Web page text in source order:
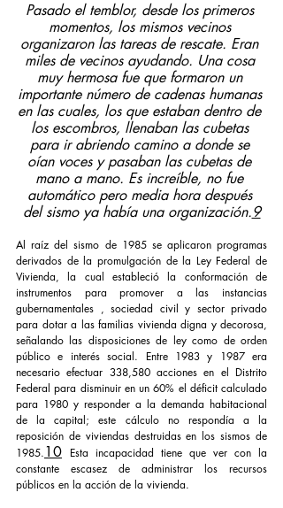
Pasado el temblor, desde los primeros
momentos, los mismos vecinos
organizaron las tareas de rescate. Eran
miles de vecinos ayudando. Una cosa
muy hermosa fue que formaron un
importante número de cadenas humanas
en las cuales, los que estaban dentro de
los escombros, llenaban las cubetas
para ir abriendo camino a donde se
oían voces y pasaban las cubetas de
mano a mano. Es increíble, no fue
automático pero media hora después
del sismo ya había una organización.9
Al raíz del sismo de 1985 se aplicaron programas
derivados de la promulgación de la Ley Federal de
Vivienda, la cual estableció la conformación de
instrumentos para promover a las instancias
gubernamentales , sociedad civil y sector privado
para dotar a las familias vivienda digna y decorosa,
señalando las disposiciones de ley como de orden
público e interés social. Entre 1983 y 1987 era
necesario efectuar 338,580 acciones en el Distrito
Federal para disminuir en un 60% el déficit calculado
para 1980 y responder a la demanda habitacional
de la capital; este cálculo no respondía a la
reposición de viviendas destruidas en los sismos de
1985.10 Esta incapacidad tiene que ver con la
constante escasez de administrar los recursos
públicos en la acción de la vivienda.